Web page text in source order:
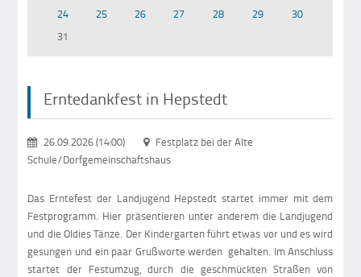
24
25 26 27 28 29
30
31
Erntedankfest in Hepstedt
26.09.2026 (14:00)
Festplatz bei der Alte
Schule/Dorfgemeinschaftshaus
Das Erntefest der Landjugend Hepstedt startet immer mit dem
Festprogramm. Hier präsentieren unter anderem die Landjugend
und die Oldies Tänze. Der Kindergarten führt etwas vor und es wird
gesungen und ein paar Grußworte werden gehalten. Im Anschluss
startet der Festumzug, durch die geschmückten Straßen von